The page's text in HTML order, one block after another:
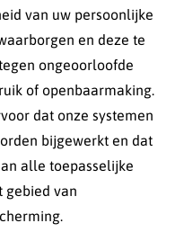
van uw persoonlijke
en deze te
ongeoorloofde
of openbaarmaking.
dat onze systemen
bijgewerkt en dat
alle toepasselijke
gebied van